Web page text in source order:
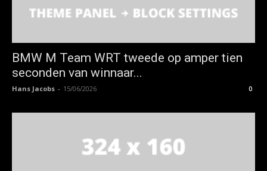
BMW M Team WRT tweede op amper tien
seconden van winnaar...
Hans Jacobs - 15/06/2026 0